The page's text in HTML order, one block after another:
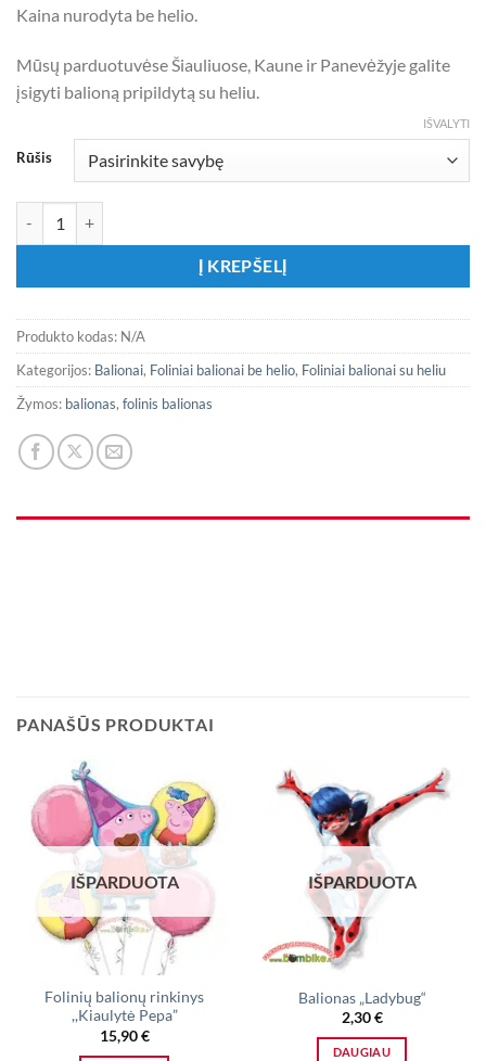
Kaina nurodyta be helio.
Mūsų parduotuvėse Šiauliuose, Kaune ir Panevėžyje galite
įsigyti balioną pripildytą su heliu.
Rūšis
IŠVALYTI
Į KREPŠELĮ
Produkto kodas: N/A
Kategorijos: Balionai, Foliniai balionai be helio, Foliniai balionai su heliu
Žymos: balionas, folinis balionas
PANAŠŪS PRODUKTAI
IŠPARDUOTA
Folinių balionų rinkinys
,,Kiaulytė Pepa”
15,90€
IŠPARDUOTA
Balionas „Ladybug“
2,30€
DAUGIAU